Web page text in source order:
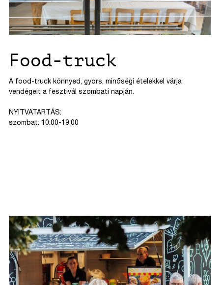
Food-truck
A food-truck könnyed, gyors, minőségi ételekkel várja
vendégeit a fesztivál szombati napján.
NYITVATARTÁS:
szombat: 10:00-19:00